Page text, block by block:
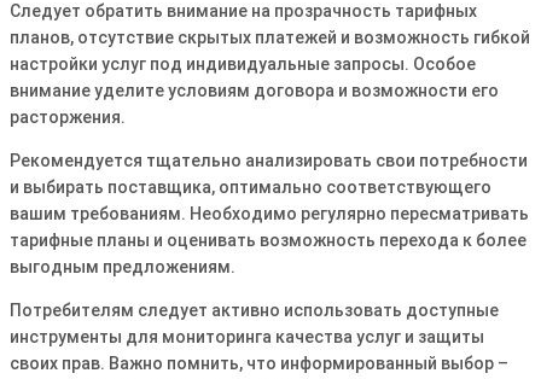
Следует обратить внимание на прозрачность тарифных
планов, отсутствие скрытых платежей и возможность гибкой
настройки услуг под индивидуальные запросы. Особое
внимание уделите условиям договора и возможности его
расторжения.
Рекомендуется тщательно анализировать свои потребности
и выбирать поставщика, оптимально соответствующего
вашим требованиям. Необходимо регулярно пересматривать
тарифные планы и оценивать возможность перехода к более
выгодным предложениям.
Потребителям следует активно использовать доступные
инструменты для мониторинга качества услуг и защиты
своих прав. Важно помнить, что информированный выбор –